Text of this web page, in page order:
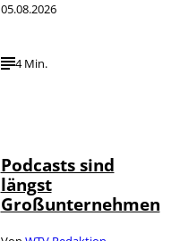
05.08.2026
4 Min.
Podcasts sind
längst
Großunternehmen